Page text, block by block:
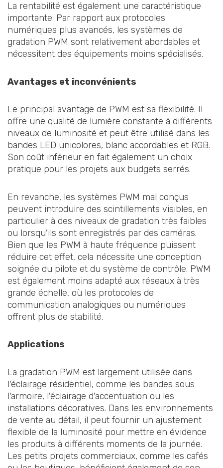
La rentabilité est également une caractéristique
importante. Par rapport aux protocoles
numériques plus avancés, les systèmes de
gradation PWM sont relativement abordables et
nécessitent des équipements moins spécialisés.
Avantages et inconvénients
Le principal avantage de PWM est sa flexibilité. Il
offre une qualité de lumière constante à différents
niveaux de luminosité et peut être utilisé dans les
bandes LED unicolores, blanc accordables et RGB.
Son coût inférieur en fait également un choix
pratique pour les projets aux budgets serrés.
En revanche, les systèmes PWM mal conçus
peuvent introduire des scintillements visibles, en
particulier à des niveaux de gradation très faibles
ou lorsqu'ils sont enregistrés par des caméras.
Bien que les PWM à haute fréquence puissent
réduire cet effet, cela nécessite une conception
soignée du pilote et du système de contrôle. PWM
est également moins adapté aux réseaux à très
grande échelle, où les protocoles de
communication analogiques ou numériques
offrent plus de stabilité.
Applications
La gradation PWM est largement utilisée dans
l'éclairage résidentiel, comme les bandes sous
l'armoire, l'éclairage d'accentuation ou les
installations décoratives. Dans les environnements
de vente au détail, il peut fournir un ajustement
flexible de la luminosité pour mettre en évidence
les produits à différents moments de la journée.
Les petits projets commerciaux, comme les cafés